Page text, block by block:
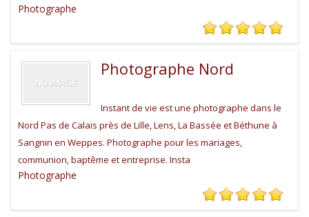
Photographe
Photographe Nord
Instant de vie est une photographe dans le
Nord Pas de Calais près de Lille, Lens, La Bassée et Béthune à
Sangnin en Weppes. Photographe pour les mariages,
communion, baptême et entreprise. Insta
Photographe